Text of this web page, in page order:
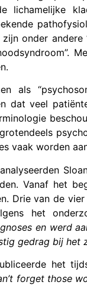
lichamelijke
onder andere
als
dat veel
vaak worden
Vanaf het
Drie van de
het
en werd
gedrag bij het
het
forget those